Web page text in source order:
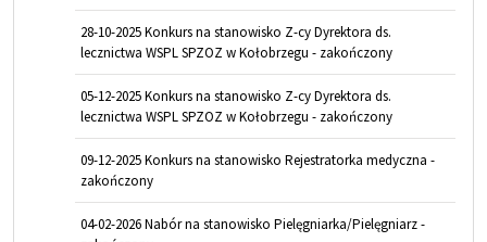
28-10-2025 Konkurs na stanowisko Z-cy Dyrektora ds.
lecznictwa WSPL SPZOZ w Kołobrzegu - zakończony
05-12-2025 Konkurs na stanowisko Z-cy Dyrektora ds.
lecznictwa WSPL SPZOZ w Kołobrzegu - zakończony
09-12-2025 Konkurs na stanowisko Rejestratorka medyczna -
zakończony
04-02-2026 Nabór na stanowisko Pielęgniarka/Pielęgniarz -